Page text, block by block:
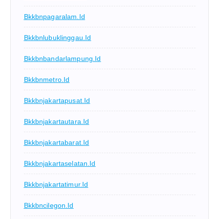
Bkkbnpagaralam.id
Bkkbnlubuklinggau.id
Bkkbnbandarlampung.id
Bkkbnmetro.id
Bkkbnjakartapusat.id
Bkkbnjakartautara.id
Bkkbnjakartabarat.id
Bkkbnjakartaselatan.id
Bkkbnjakartatimur.id
Bkkbncilegon.id